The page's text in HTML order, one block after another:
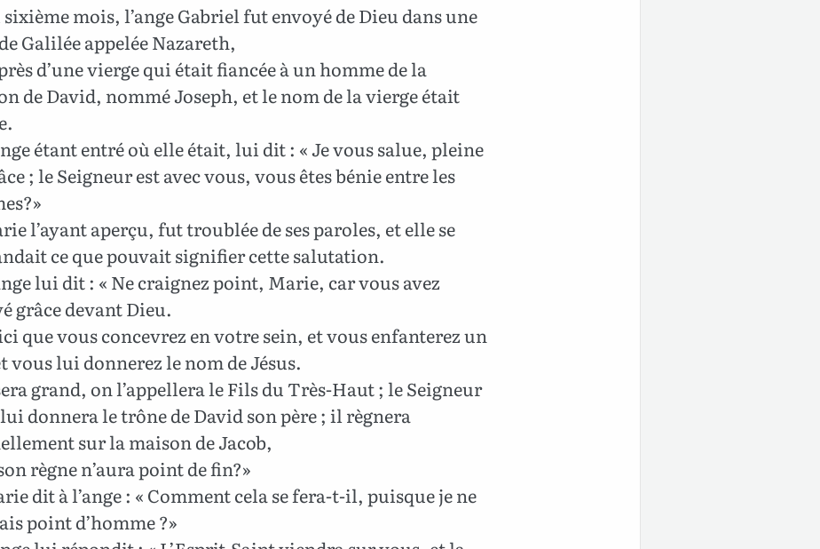
sixième mois, l’ange Gabriel fut envoyé de Dieu dans une
Galilée appelée Nazareth,
d’une vierge qui était fiancée à un homme de la
de David, nommé Joseph, et le nom de la vierge était
étant entré où elle était, lui dit : « Je vous salue, pleine
; le Seigneur est avec vous, vous êtes bénie entre les
l’ayant aperçu, fut troublée de ses paroles, et elle se
ce que pouvait signifier cette salutation.
lui dit : « Ne craignez point, Marie, car vous avez
grâce devant Dieu.
que vous concevrez en votre sein, et vous enfanterez un
vous lui donnerez le nom de Jésus.
grand, on l’appellera le Fils du Très-Haut ; le Seigneur
donnera le trône de David son père ; il règnera
sur la maison de Jacob,
règne n’aura point de fin?»
dit à l’ange : « Comment cela se fera-t-il, puisque je ne
point d’homme ?»